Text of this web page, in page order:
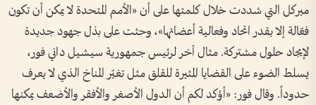
ميركل التي شددت خلال كلمتها على أن «الأمم المتحدة لا يمكن أن تكون
فعّالة إلا بقدر اتحاد وفعالية أعضائها»، وحثت على بذل جهود جديدة
لإيجاد حلول مشتركة. مثال آخر لرئيس جمهورية سيشيل داني فور،
يسلط الضوء على القضايا المثيرة للقلق مثل تغيّر المناخ الذي لا يعرف
حدوداً. وقال فور: «أؤكد لكم أن الدول الأصغر والأفقر والأضعف يمكنها